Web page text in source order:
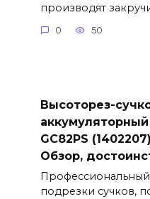
производят
0 50
Высоторез-
GC82PS
Обзор,
подрезки сучков,